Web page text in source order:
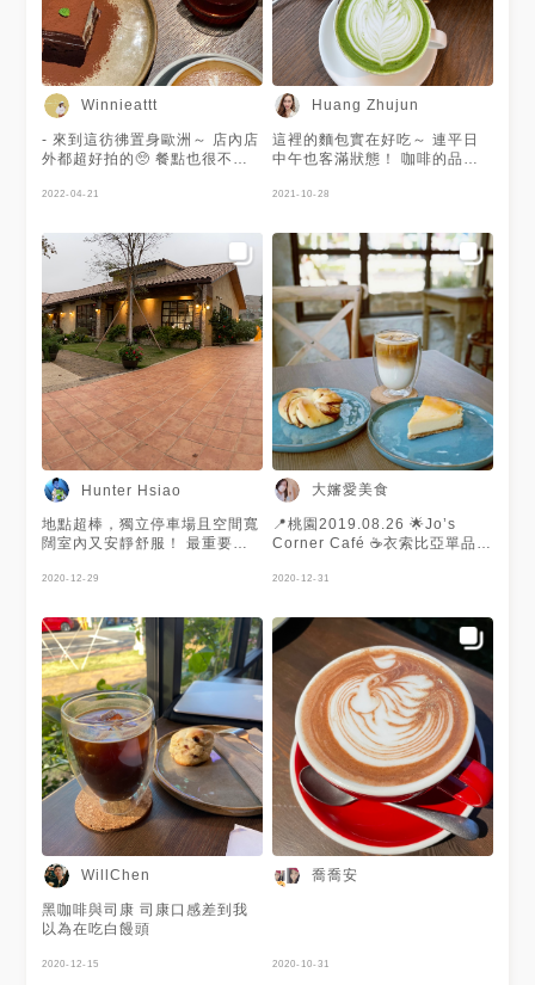
Winnieattt
- 來到這彷彿置身歐洲～ 店內店
外都超好拍的🥺 餐點也很不錯
到提拉米蘇🥺酒香味蠻重的，有
看到趕快點一份啊😆紅豆奶油小
圓法感覺也很厲害，包著日式紅
豆與有鹽奶油！下次一定要再來
吃！ - 📍 Jo's Corner Café 📪
桃園市桃園區國強一街135號 ⏱
11:30~19:30 📞 03 379 0888
🅿️旁邊附有停車場 - 🔍#儀の桃
園遊#儀愛吃 - #台灣#台灣景點
#桃園市#桃園景點#桃園美食#
推薦#異國料理#咖啡廳#手沖咖
啡#桃園咖啡廳#桃園甜點#歐洲
#花園#下午茶#提拉米蘇#手沖
咖啡#紅豆奶油小圓法
#tea#coffee#cake
2022-04-21
Huang Zhujun
這裡的麵包實在好吃～ 連平日
中午也客滿狀態！ 咖啡的品質
2021-10-28
Hunter Hsiao
地點超棒，獨立停車場且空間寬
闊室內又安靜舒服！ 最重要的
2020-12-29
大嬸愛美食
📍桃園2019.08.26 🌟Jo’s
Corner Café ☕衣索比亞單品拿
南法鄉村風庭園咖啡館 鄉村庭
多好吵 吃完快跑😂 免服務費又
免費停車👍 #商圈召集令
2020-12-31
WillChen
黑咖啡與司康 司康口感差到我
以為在吃白饅頭
2020-12-15
喬喬安
2020-10-31